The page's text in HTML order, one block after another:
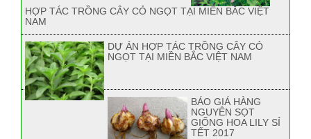
HỢP TÁC TRỒNG CÂY CỎ NGỌT TẠI MIỀN BẮC VIỆT
NAM
DỰ ÁN HỢP TÁC TRỒNG CÂY CỎ
NGỌT TẠI MIỀN BẮC VIỆT NAM
BÁO GIÁ HÀNG
NGUYÊN SỌT
GIỐNG HOA LILY SỈ
TẾT 2017